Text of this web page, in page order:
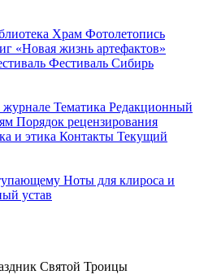
Храм Фотолетопись
«Новая жизнь артефактов»
Фестиваль Сибирь
Тематика Редакционный
Порядок рецензирования
и этика Контакты Текущий
Ноты для клироса и
устав
Святой Троицы